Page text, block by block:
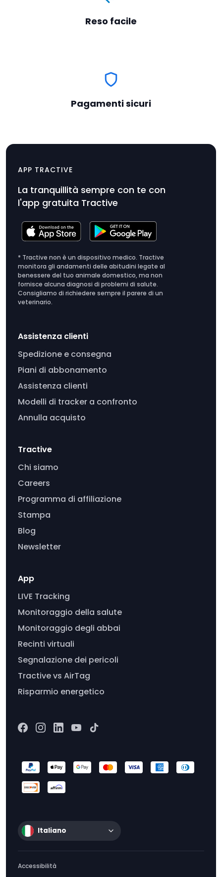
Reso facile
Pagamenti sicuri
ricarica
Prezzo
dell'articolo
$12.99
APP TRACTIVE
La tranquillità sempre con te con
l'app gratuita Tractive
* Tractive non è un dispositivo medico. Tractive
monitora gli andamenti delle abitudini legate al
benessere del tuo animale domestico, ma non
fornisce alcuna diagnosi di problemi di salute.
Consigliamo di richiedere sempre il parere di un
veterinario.
Assistenza clienti
Spedizione e consegna
Piani di abbonamento
Assistenza clienti
Modelli di tracker a confronto
Annulla acquisto
Tractive
Chi siamo
Careers
Programma di affiliazione
Stampa
Blog
Newsletter
App
LIVE Tracking
Monitoraggio della salute
Monitoraggio degli abbai
Recinti virtuali
Segnalazione dei pericoli
Tractive vs AirTag
Risparmio energetico
Italiano
Accessibilità